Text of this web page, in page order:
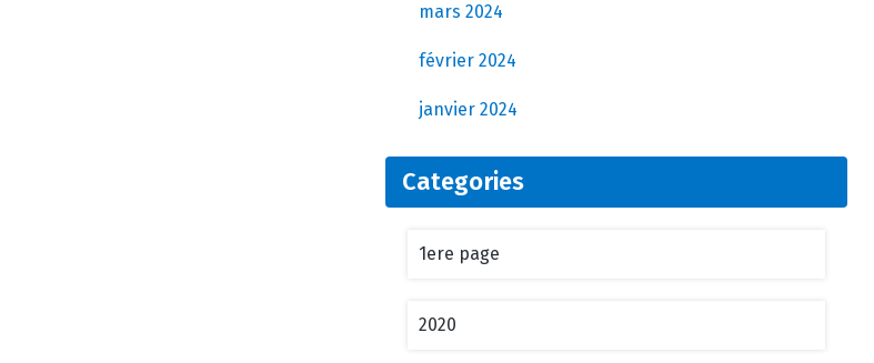
mars 2024
février 2024
janvier 2024
Categories
1ere page
2020